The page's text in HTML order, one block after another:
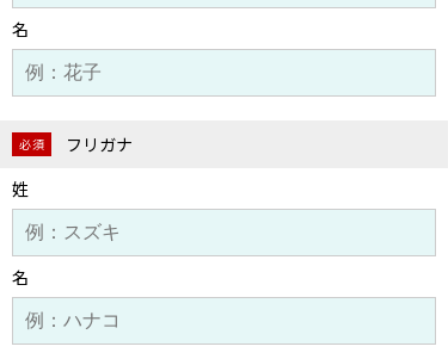
名
必須
フリガナ
姓
名